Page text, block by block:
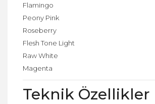
Flamingo
Peony Pink
Roseberry
Flesh Tone Light
Raw White
Magenta
Teknik Özellikler